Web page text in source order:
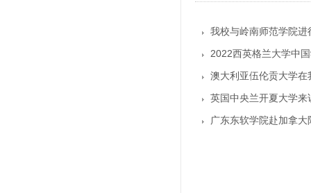
我校与岭南师范学院
2022西英格兰大学中
澳大利亚伍伦贡大学在
英国中央兰开夏大学来
广东东软学院赴加拿